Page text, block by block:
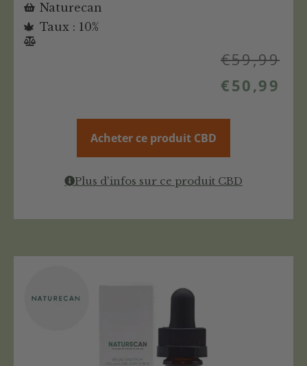
Naturecan
Taux : 10%
€59,99
€50,99
Acheter ce produit CBD
Plus d'infos sur ce produit CBD